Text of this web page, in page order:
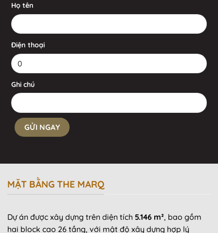
Họ tên
Điện thoại
Ghi chú
MẶT BẰNG THE MARQ
Dự án được xây dựng trên diện tích 5.146 m², bao gồm
hai block cao 26 tầng, với mật độ xây dựng hợp lý